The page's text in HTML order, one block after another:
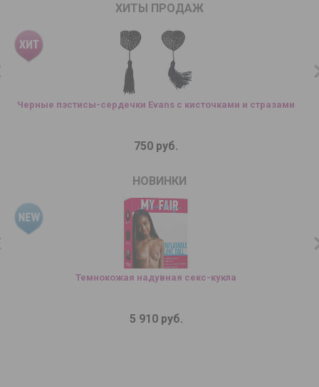
ХИТЫ ПРОДАЖ
Черные пэстисы-сердечки Evans с кисточками и стразами
750 руб.
НОВИНКИ
Темнокожая надувная секс-кукла
5 910 руб.